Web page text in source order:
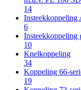
14
Insteekkoppeling
6
Insteekkoppeling
10
Knelkoppeling
34
Koppeling 66-
19